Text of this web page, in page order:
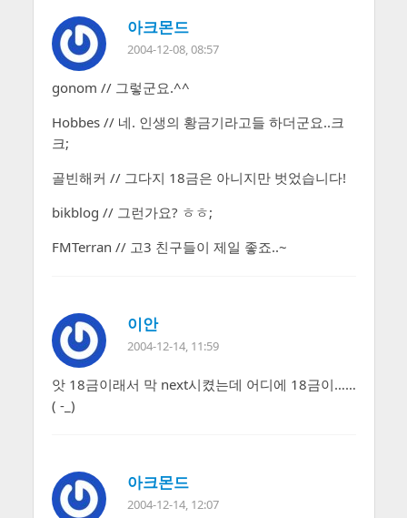
아크몬드
2004-12-08, 08:57
gonom // 그렇군요.^^
Hobbes // 네. 인생의 황금기라고들 하더군요..크
크;
골빈해커 // 그다지 18금은 아니지만 벗었습니다!
bikblog // 그런가요? ㅎㅎ;
FMTerran // 고3 친구들이 제일 좋죠..~
이안
2004-12-14, 11:59
앗 18금이래서 막 next시켰는데 어디에 18금이……
( -_)
아크몬드
2004-12-14, 12:07